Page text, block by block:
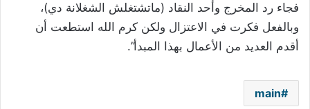
فجاء رد المخرج وأحد النقاد (ماتشتغلش الشغلانة دي)،
وبالفعل فكرت في الاعتزال ولكن كرم الله استطعت أن
أقدم العديد من الأعمال بهذا المبدأ”.
main